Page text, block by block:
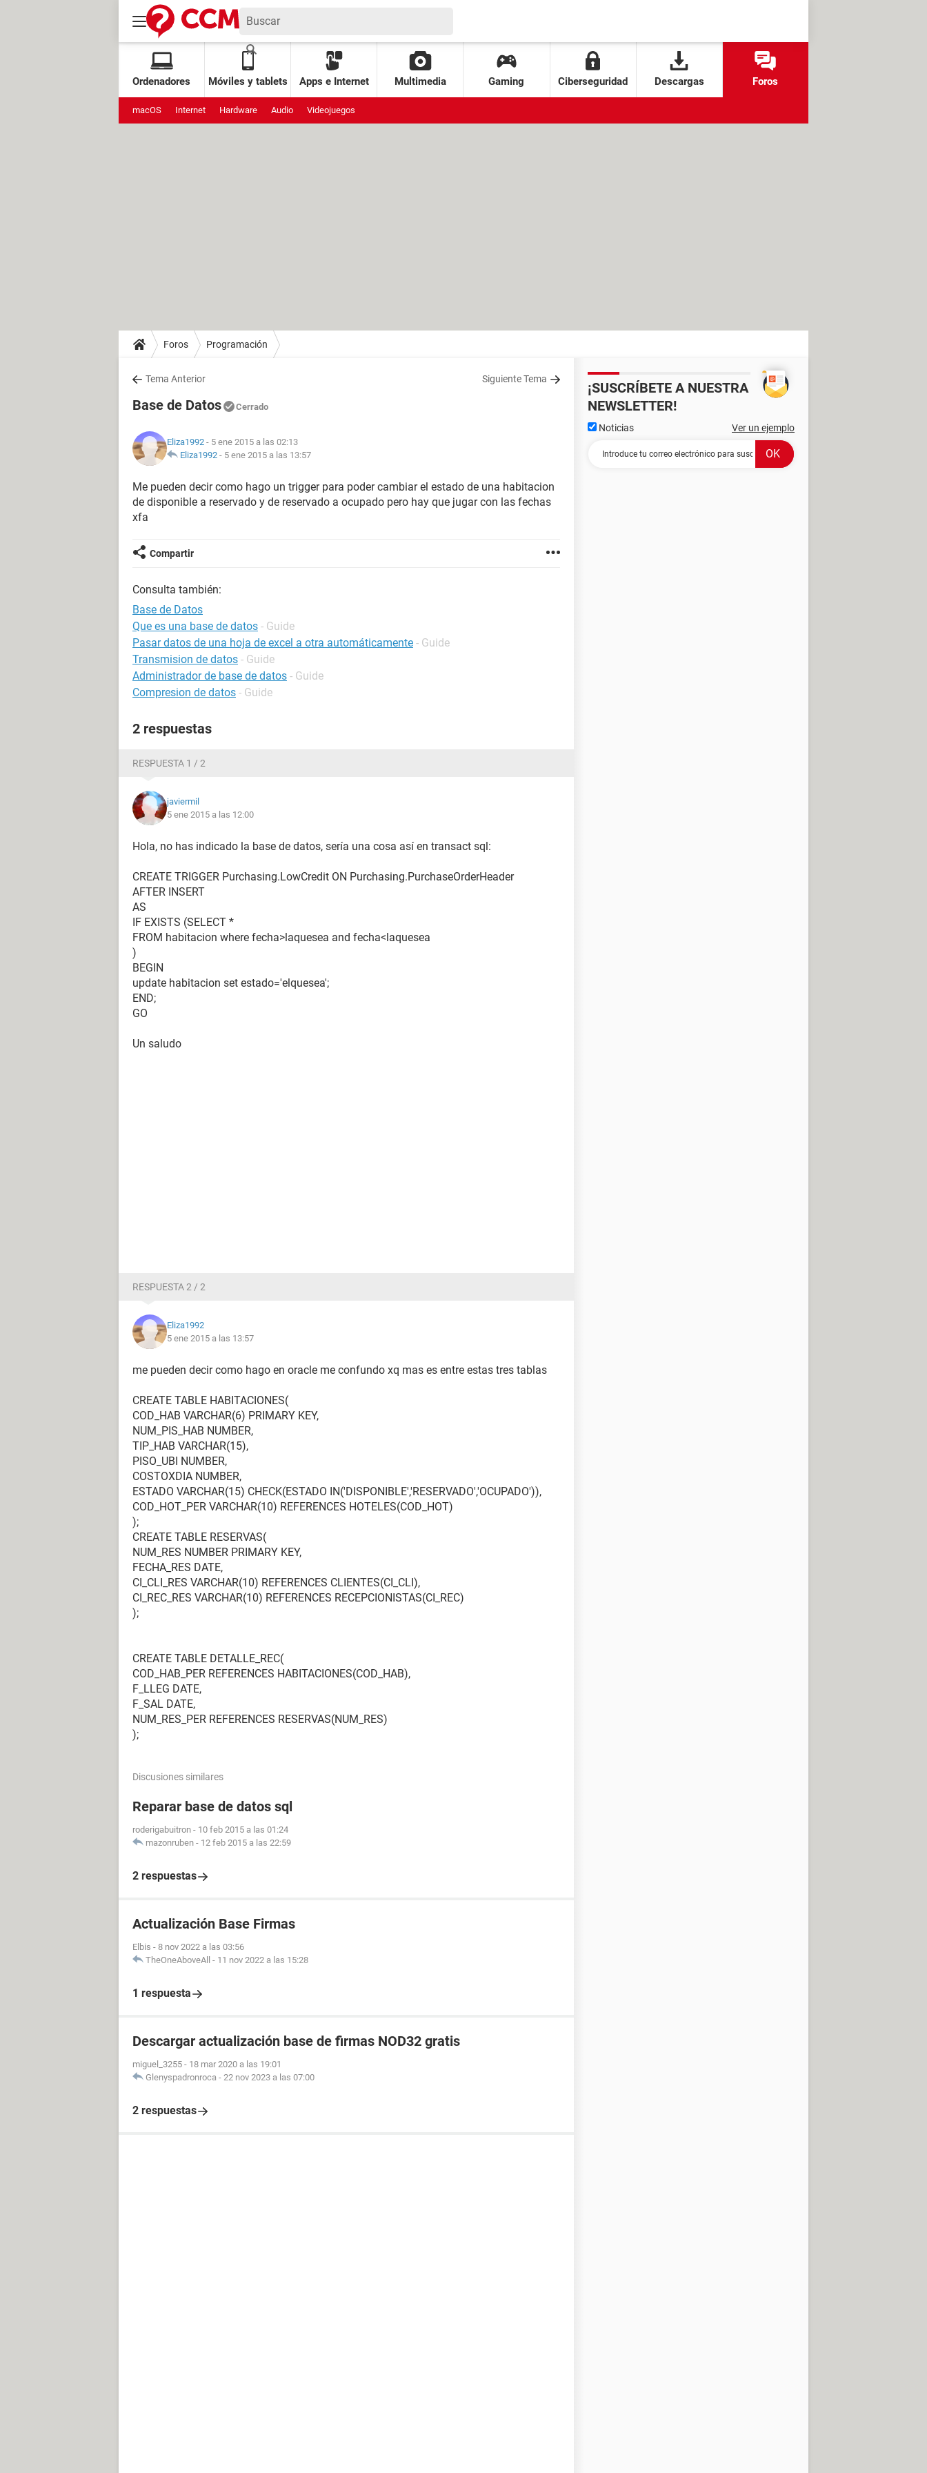
Ordenadores Móviles y tablets Apps e Internet Multimedia Gaming Ciberseguridad Descargas Foros
macOS Internet Hardware Audio Videojuegos
Foros Programación
Tema Anterior Siguiente Tema
Base de Datos Cerrado
Eliza1992 - 5 ene 2015 a las 02:13
Eliza1992 - 5 ene 2015 a las 13:57
Me pueden decir como hago un trigger para poder cambiar el estado de una habitacion
de disponible a reservado y de reservado a ocupado pero hay que jugar con las fechas
xfa
Compartir
Consulta también:
Base de Datos
Que es una base de datos - Guide
Pasar datos de una hoja de excel a otra automáticamente - Guide
Transmision de datos - Guide
Administrador de base de datos - Guide
Compresion de datos - Guide
2 respuestas
RESPUESTA 1 / 2
javiermil
5 ene 2015 a las 12:00
Hola, no has indicado la base de datos, sería una cosa así en transact sql:
CREATE TRIGGER Purchasing.LowCredit ON Purchasing.PurchaseOrderHeader
AFTER INSERT
AS
IF EXISTS (SELECT *
FROM habitacion where fecha>laquesea and fecha<laquesea
)
BEGIN
update habitacion set estado='elquesea';
END;
GO
Un saludo
RESPUESTA 2 / 2
Eliza1992
5 ene 2015 a las 13:57
me pueden decir como hago en oracle me confundo xq mas es entre estas tres tablas
CREATE TABLE HABITACIONES(
COD_HAB VARCHAR(6) PRIMARY KEY,
NUM_PIS_HAB NUMBER,
TIP_HAB VARCHAR(15),
PISO_UBI NUMBER,
COSTOXDIA NUMBER,
ESTADO VARCHAR(15) CHECK(ESTADO IN('DISPONIBLE','RESERVADO','OCUPADO')),
COD_HOT_PER VARCHAR(10) REFERENCES HOTELES(COD_HOT)
);
CREATE TABLE RESERVAS(
NUM_RES NUMBER PRIMARY KEY,
FECHA_RES DATE,
CI_CLI_RES VARCHAR(10) REFERENCES CLIENTES(CI_CLI),
CI_REC_RES VARCHAR(10) REFERENCES RECEPCIONISTAS(CI_REC)
);
CREATE TABLE DETALLE_REC(
COD_HAB_PER REFERENCES HABITACIONES(COD_HAB),
F_LLEG DATE,
F_SAL DATE,
NUM_RES_PER REFERENCES RESERVAS(NUM_RES)
);
Discusiones similares
Reparar base de datos sql
roderigabuitron - 10 feb 2015 a las 01:24
mazonruben - 12 feb 2015 a las 22:59
2 respuestas
Actualización Base Firmas
Elbis - 8 nov 2022 a las 03:56
TheOneAboveAll - 11 nov 2022 a las 15:28
1 respuesta
Descargar actualización base de firmas NOD32 gratis
miguel_3255 - 18 mar 2020 a las 19:01
Glenyspadronroca - 22 nov 2023 a las 07:00
2 respuestas
¡SUSCRÍBETE A NUESTRA
NEWSLETTER!
Noticias Ver un ejemplo